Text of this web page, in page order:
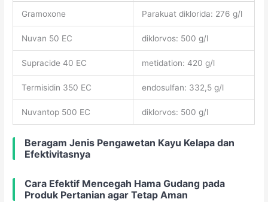
Gramoxone Parakuat diklorida: 276 g/l
Nuvan 50 EC diklorvos: 500 g/l
Supracide 40 EC metidation: 420 g/l
Termisidin 350 EC endosulfan: 332,5 g/l
Nuvantop 500 EC diklorvos: 500 g/l
Beragam Jenis Pengawetan Kayu Kelapa dan
Efektivitasnya
Cara Efektif Mencegah Hama Gudang pada
Produk Pertanian agar Tetap Aman